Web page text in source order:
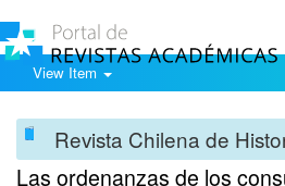
View Item
Revista Chilena de
Las ordenanzas de los